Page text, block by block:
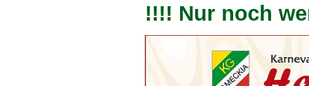
!!!! Nur noch